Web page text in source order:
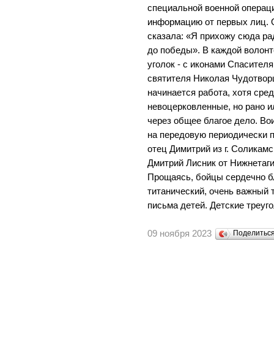
специальной военной
информацию от первых лиц.
сказала: «Я прихожу сюда
до победы». В каждой
уголок - с иконами
святителя Николая
начинается работа, хотя
невоцерковленные, но рано
через общее благое дело.
на передовую периодически
отец Димитрий из г.
Дмитрий Лисник от
Прощаясь, бойцы сердечно
титанический, очень
письма детей. Детские
09 ноября 2023